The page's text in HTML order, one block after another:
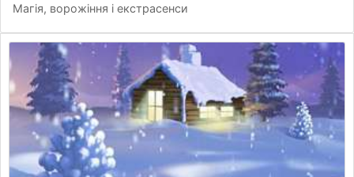
Магія, ворожіння і екстрасенси